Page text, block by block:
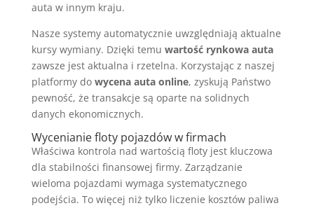
auta w innym kraju.
Nasze systemy automatycznie uwzględniają aktualne
kursy wymiany. Dzięki temu wartość rynkowa auta
zawsze jest aktualna i rzetelna. Korzystając z naszej
platformy do wycena auta online, zyskują Państwo
pewność, że transakcje są oparte na solidnych
danych ekonomicznych.
Wycenianie floty pojazdów w firmach
Właściwa kontrola nad wartością floty jest kluczowa
dla stabilności finansowej firmy. Zarządzanie
wieloma pojazdami wymaga systematycznego
podejścia. To więcej niż tylko liczenie kosztów paliwa